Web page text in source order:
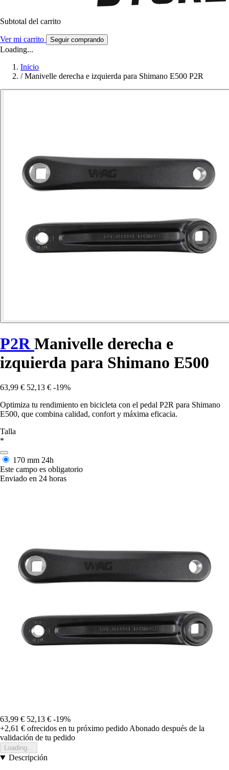
Subtotal del carrito
Ver mi carrito Seguir comprando
Loading...
Inicio
/ Manivelle derecha e izquierda para Shimano E500 P2R
P2R Manivelle derecha e
izquierda para Shimano E500
63,99 € 52,13 € -19%
Optimiza tu rendimiento en bicicleta con el pedal P2R para Shimano
E500, que combina calidad, confort y máxima eficacia.
Talla
*
170 mm 24h
Este campo es obligatorio
Enviado en 24 horas
63,99 € 52,13 € -19%
+2,61 € ofrecidos en tu próximo pedido Abonado después de la
validación de tu pedido
Loading...
Descripción